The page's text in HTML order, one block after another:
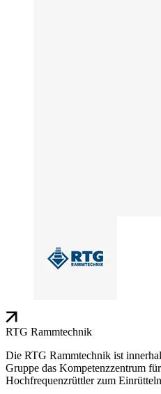
RTG Rammtechnik
Die RTG Rammtechnik ist
Gruppe das Kompetenzzentrum
Hochfrequenzrüttler zum